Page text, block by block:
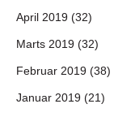
April 2019 (32)
Marts 2019 (32)
Februar 2019 (38)
Januar 2019 (21)